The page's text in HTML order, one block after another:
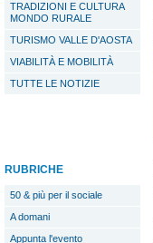
TRADIZIONI E CULTURA
MONDO RURALE
TURISMO VALLE D'AOSTA
VIABILITÀ E MOBILITÀ
TUTTE LE NOTIZIE
RUBRICHE
50 & più per il sociale
A domani
Appunta l'evento